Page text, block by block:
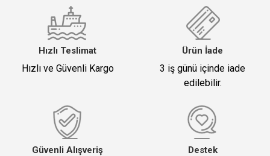
E-Mail*
Yorumunuz (1500)
Hızlı Teslimat
Hızlı ve Güvenli Kargo
Ürün İade
3 iş günü içinde iade
edilebilir.
Güvenli Alışveriş Destek